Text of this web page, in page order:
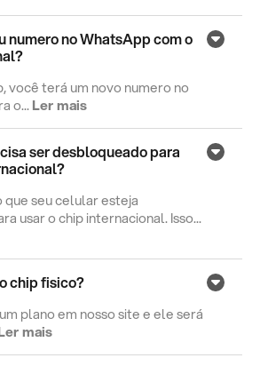
numero no WhatsApp com o
você terá um novo numero no
o...Ler mais
ser desbloqueado para
que seu celular esteja
usar o chip internacional. Isso...
chip fisico?
plano em nosso site e ele será
mais